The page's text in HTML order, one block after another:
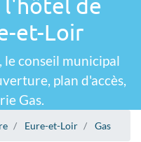
et-Loir
le conseil municipal
plan d'accès,
Gas.
Eure-et-Loir Gas